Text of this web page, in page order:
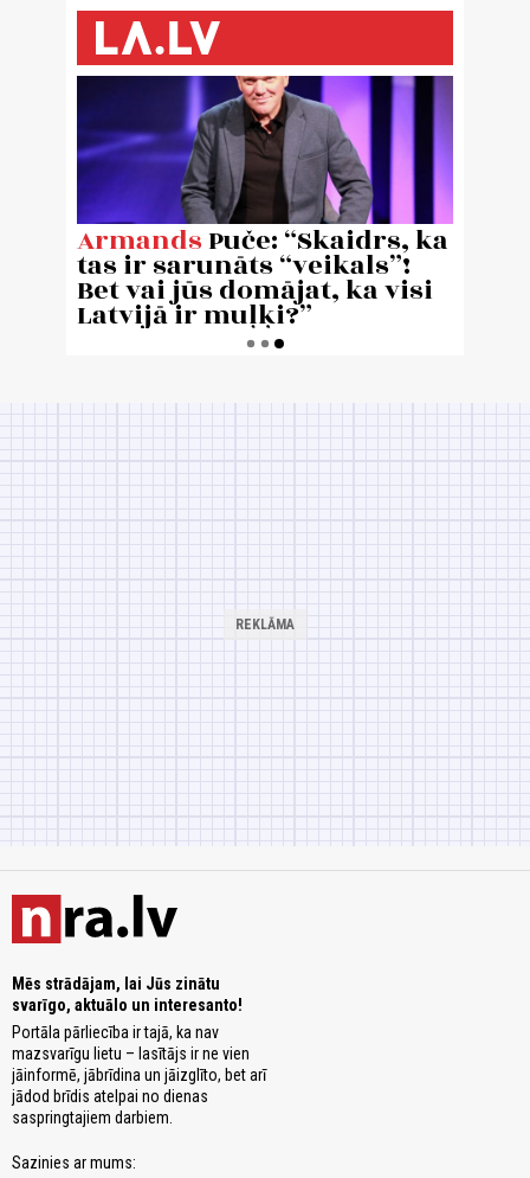
Mēs strādājam, lai Jūs zinātu
svarīgo, aktuālo un interesanto!
Portāla pārliecība ir tajā, ka nav
mazsvarīgu lietu – lasītājs ir ne vien
jāinformē, jābrīdina un jāizglīto, bet arī
jādod brīdis atelpai no dienas
saspringtajiem darbiem.
Sazinies ar mums: